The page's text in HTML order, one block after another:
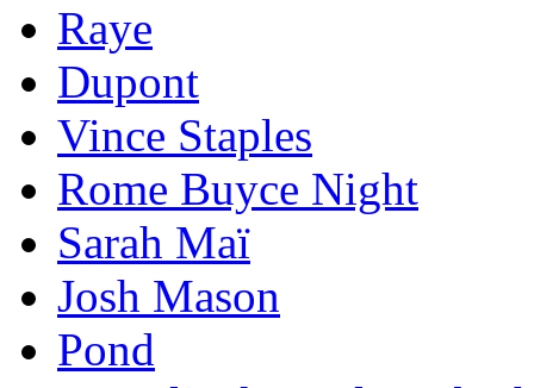
Raye
Dupont
Vince Staples
Rome Buyce Night
Sarah Maï
Josh Mason
Pond